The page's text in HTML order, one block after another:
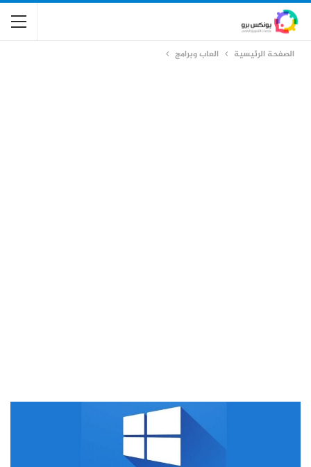
الصفحة الرئيسية العاب وبرامج